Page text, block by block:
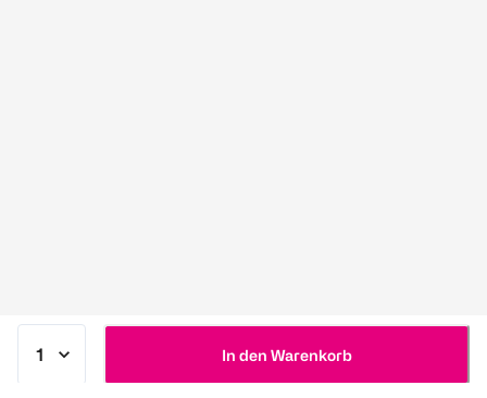
In den Warenkorb